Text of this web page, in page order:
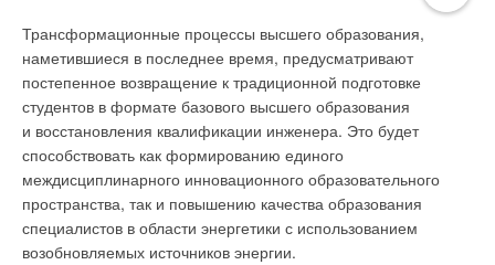
Трансформационные процессы высшего образования,
наметившиеся в последнее время, предусматривают
постепенное возвращение к традиционной подготовке
студентов в формате базового высшего образования
и восстановления квалификации инженера. Это будет
способствовать как формированию единого
междисциплинарного инновационного образовательного
пространства, так и повышению качества образования
специалистов в области энергетики с использованием
возобновляемых источников энергии.